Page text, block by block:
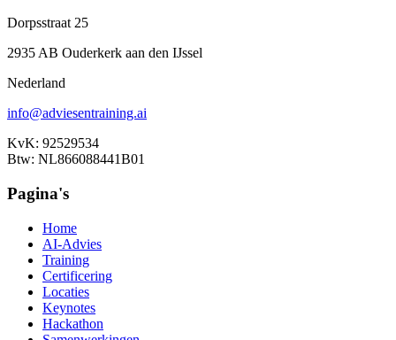
Dorpsstraat 25
2935 AB Ouderkerk aan den IJssel
Nederland
info@adviesentraining.ai
KvK: 92529534
Btw: NL866088441B01
Pagina's
Home
AI-Advies
Training
Certificering
Locaties
Keynotes
Hackathon